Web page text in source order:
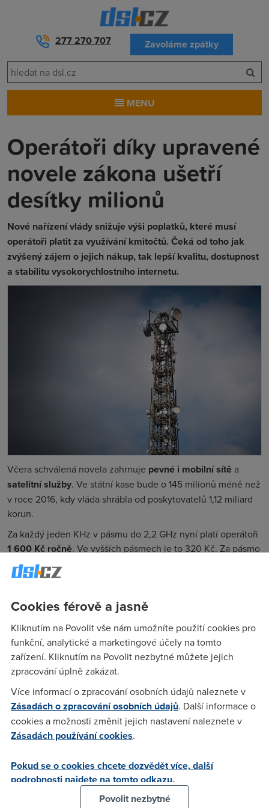
277 270 707 Zavoláme zpátky
MENU
Operátoři díky upravené
novele zákona ušetří
desítky milionů
Nové nařízení vlády snižuje výši poplatků, které musí
operátoři platit za využívání kmitočtů. Čeká od toho jak
zvýšený zájem o jejich nákup, tak lepší kvalitu, dostupnost
a stabilitu vysokorychlostního internetu.
Včera schválená novela zahrnuje pevné i mobilní sítě a
satelitní služby. Ve státní kase bude o 145 milionů méně než
v roce 2016, kdy vláda shrábla od poskytovatelů 1,12 miliard
korun.
Za každý jeden KHz v pásmu do 2,2 GHz nyní platí operátoři
1 600 Kč ročně. Ve vyšších pásmech je to 320 Kč. Za pásmo
1000 až 2200 MHz by měli operátoři zaplatit
než doposud
Co tím ministerstvo financí a obchodu sleduje? Nejspíš chce
přilákat nové zájemce do blížící se aukce o kmitočtyv
pásmech 700 a 3500 MHz. Nová konkurence by mohla
ovlivnit trh natolik, že by ceny šly konečně dolů a nemuseli
bychom platit za služby nejvíc z celé Evropy.
Má taky zájem na tom, aby operátoři frekvence nepouštěli a
přikoupili další, protože nyní žádný z nich plně nevyužívá
přidělený rozsah. Avšak kdyby kmitočně využívali naplno,
významně by to podpořilo moderní
Zdroj:cnews.cz
Cookies férově a jasně
Kliknutím na Povolit vše nám umožníte použití cookies pro
funkční, analytické a marketingové účely na tomto
zařízení. Kliknutím na Povolit nezbytné můžete jejich
zpracování úplně zakázat.
Více informací o zpracování osobních údajů naleznete v
Zásadách o zpracování osobních údajů. Další informace o
cookies a možnosti změnit jejich nastavení naleznete v
Zásadách používání cookies.
Pokud se o cookies chcete dozvědět více, další
podrobnosti najdete na tomto odkazu.
Povolit nezbytné